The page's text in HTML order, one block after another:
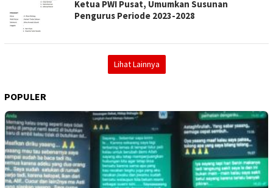
Ketua PWI Pusat, Umumkan Susunan
Pengurus Periode 2023-2028
Lihat Lainnya
POPULER